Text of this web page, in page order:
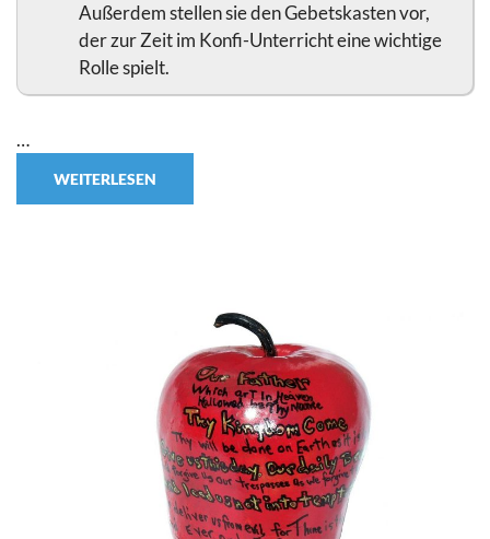
Außerdem stellen sie den Gebetskasten vor,
der zur Zeit im Konfi-Unterricht eine wichtige
Rolle spielt.
…
WEITERLESEN